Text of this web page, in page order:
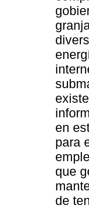
en
para
que
de